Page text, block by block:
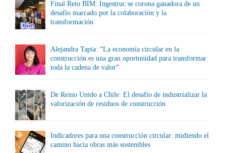
Final Reto BIM: Ingestruc se corona ganadora de un
desafío marcado por la colaboración y la
transformación
Alejandra Tapia: “La economía circular en la
construcción es una gran oportunidad para transformar
toda la cadena de valor”
De Reino Unido a Chile: El desafío de industrializar la
valorización de residuos de construcción
Indicadores para una construcción circular: midiendo el
camino hacia obras más sostenibles